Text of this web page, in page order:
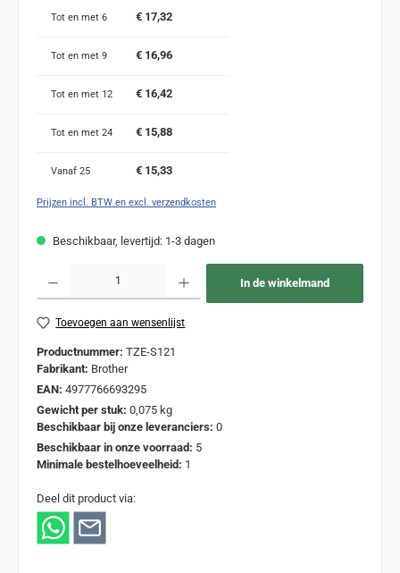
Tot en met 6 € 17,32
Tot en met 9 € 16,96
Tot en met 12 € 16,42
Tot en met 24 € 15,88
Vanaf 25 € 15,33
Prijzen incl. BTW en excl. verzendkosten
Beschikbaar, levertijd: 1-3 dagen
In de winkelmand
Toevoegen aan wensenlijst
Productnummer: TZE-S121
Fabrikant: Brother
EAN: 4977766693295
Gewicht per stuk: 0,075 kg
Beschikbaar bij onze leveranciers: 0
Beschikbaar in onze voorraad: 5
Minimale bestelhoeveelheid: 1
Deel dit product via: